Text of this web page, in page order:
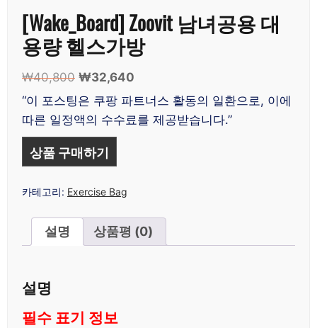
[Wake_Board] Zoovit 남녀공용 대
용량 헬스가방
₩40,800 원
래
가
격:
₩40,800.
₩32,640
재
가
격:
“이 포스팅은 쿠팡 파트너스 활동의 일환으로, 이에
따른 일정액의 수수료를 제공받습니다.”
상품 구매하기
카테고리: Exercise Bag
설명 상품평 (0)
설명
필수 표기 정보